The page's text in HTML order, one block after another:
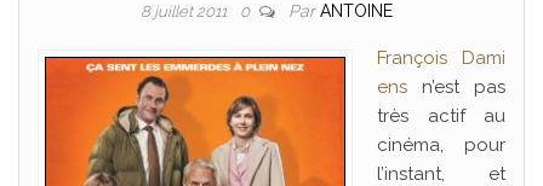
8 juillet 2011 0 ParANTOINE
François Dami
ens n’est pas
très actif au
cinéma, pour
l’instant, et